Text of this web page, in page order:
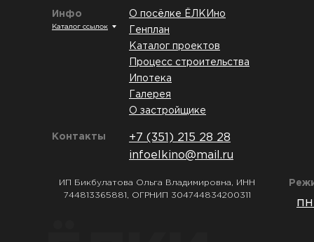
Инфо
О посёлке ЁЛКИно
Генплан
Каталог проектов
Процесс строительства
Ипотека
Галерея
О застройщике
Контакты
+7 (351) 215 28 28
infoelkino@mail.ru
ИП Бикбулатова Ольга Владимировна, ИНН
744813365881, ОГРНИП 304744834200311
Каталог ссылок